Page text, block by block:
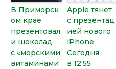
В Приморск
ом крае
презентовал
и шоколад
с «морскими
витаминами
Apple тянет
с презентац
ией нового
iPhone
Сегодня
в 12:55